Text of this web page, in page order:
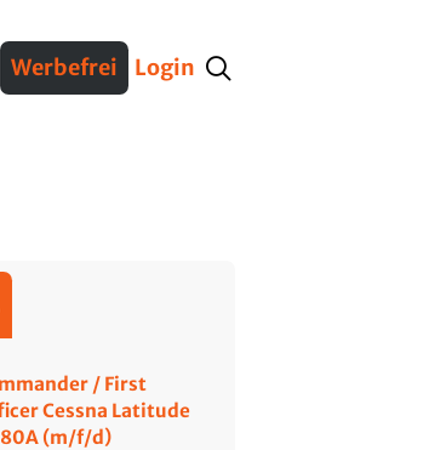
VerteidigungInterviews Fracht
Werbefrei Login
/ First
Cessna Latitude
(m/f/d)